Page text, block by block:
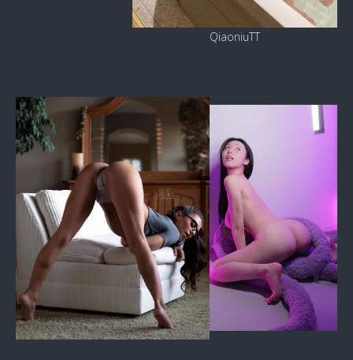
QiaoniuTT